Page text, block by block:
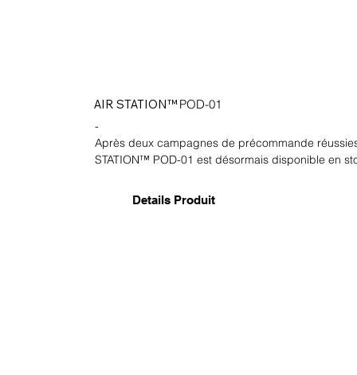
AIR STATION™ POD-01
-
Après deux campagnes de précommande
STATION™ POD-01 est désormais disponible en
Details Produit